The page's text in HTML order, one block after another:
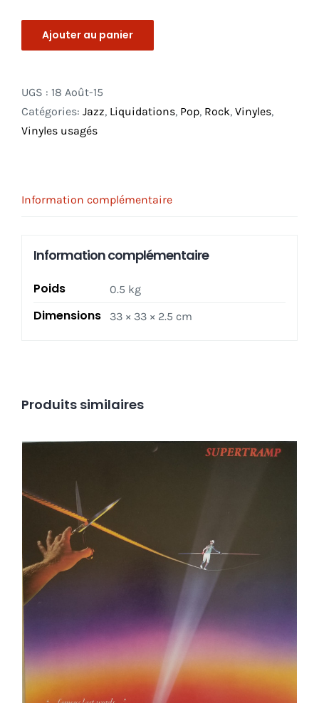
Ajouter au panier
UGS : 18 Août-15
Catégories: Jazz, Liquidations, Pop, Rock, Vinyles,
Vinyles usagés
Information complémentaire
Information complémentaire
Poids 0.5 kg
Dimensions 33 × 33 × 2.5 cm
Produits similaires
Supertramp ‎– Famous Last Words LP
Ajouter au panier